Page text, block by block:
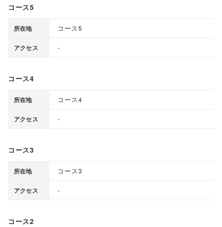
コース5
所在地 コース5
アクセス -
コース4
所在地 コース4
アクセス -
コース3
所在地 コース3
アクセス -
コース2